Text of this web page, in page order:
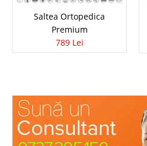
Saltea Ortopedica
Premium
789 Lei